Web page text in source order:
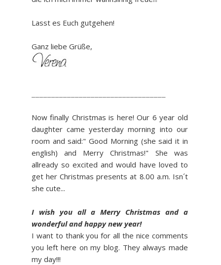
Lasst es Euch gutgehen!
Ganz liebe Grüße,
Now finally Christmas is here! Our 6 year old
daughter came yesterday morning into our
room and said:" Good Morning (she said it in
english) and Merry Christmas!" She was
allready so excited and would have loved to
get her Christmas presents at 8.00 a.m. Isn´t
she cute...
I wish you all a Merry Christmas and a
wonderful and happy new year!
I want to thank you for all the nice comments
you left here on my blog. They always made
my day!!!